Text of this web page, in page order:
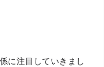
に注目していきまし